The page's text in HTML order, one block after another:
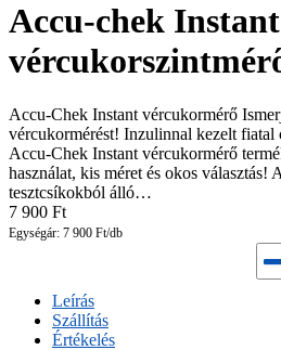
Accu-chek Instant
Accu-Chek Instant vércukormérő
vércukormérést! Inzulinnal kezelt fiatal
Accu-Chek Instant vércukormérő
használat, kis méret és okos választás!
tesztcsíkokból álló…
7 900 Ft
Egységár: 7 900 Ft/db
Leírás
Szállítás
Értékelés